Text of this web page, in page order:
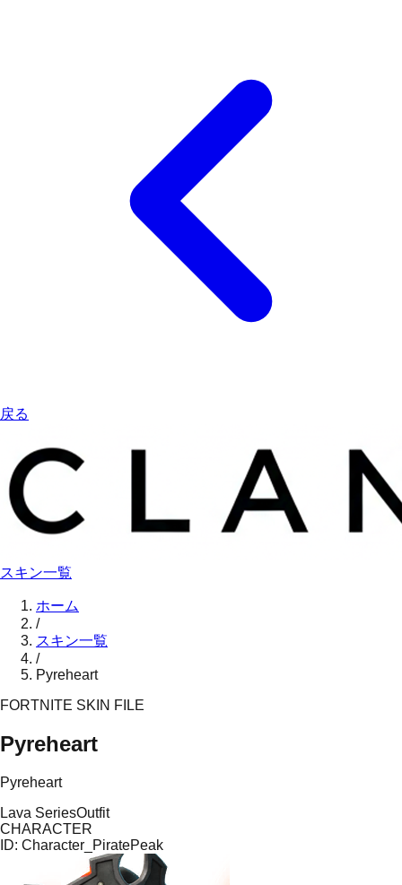
戻る
スキン一覧
ホーム
/
スキン一覧
/
Pyreheart
FORTNITE SKIN FILE
Pyreheart
Pyreheart
Lava SeriesOutfit
CHARACTER
ID: Character_PiratePeak